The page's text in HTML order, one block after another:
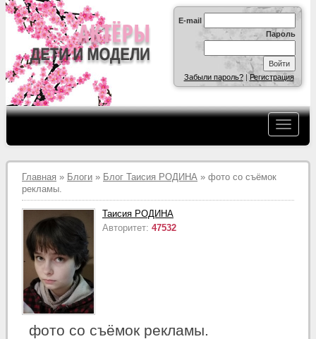
E-mail
Пароль
Забыли пароль?|Регистрация
Главная » Блоги » Блог Таисия РОДИНА » фото со съёмок
рекламы.
Таисия РОДИНА
Авторитет: 47532
фото со съёмок рекламы.